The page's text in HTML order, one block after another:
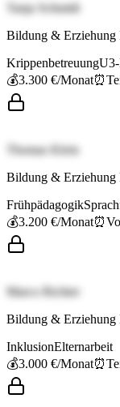
Tanja Schmidt
Bildung & Erziehung
Krippenbetreuung
💰3.300 €/Monat⏰
Thomas Klein
Bildung & Erziehung
Frühpädagogik
💰3.200 €/Monat⏰
Marco Richter
Bildung & Erziehung
InklusionElternarbeit
💰3.000 €/Monat⏰